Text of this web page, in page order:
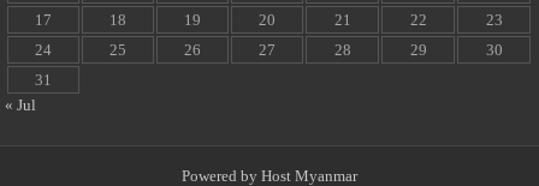
17
18 19 20 21 22
23
24
25 26 27 28 29
30
31
« Jul
Powered by Host Myanmar